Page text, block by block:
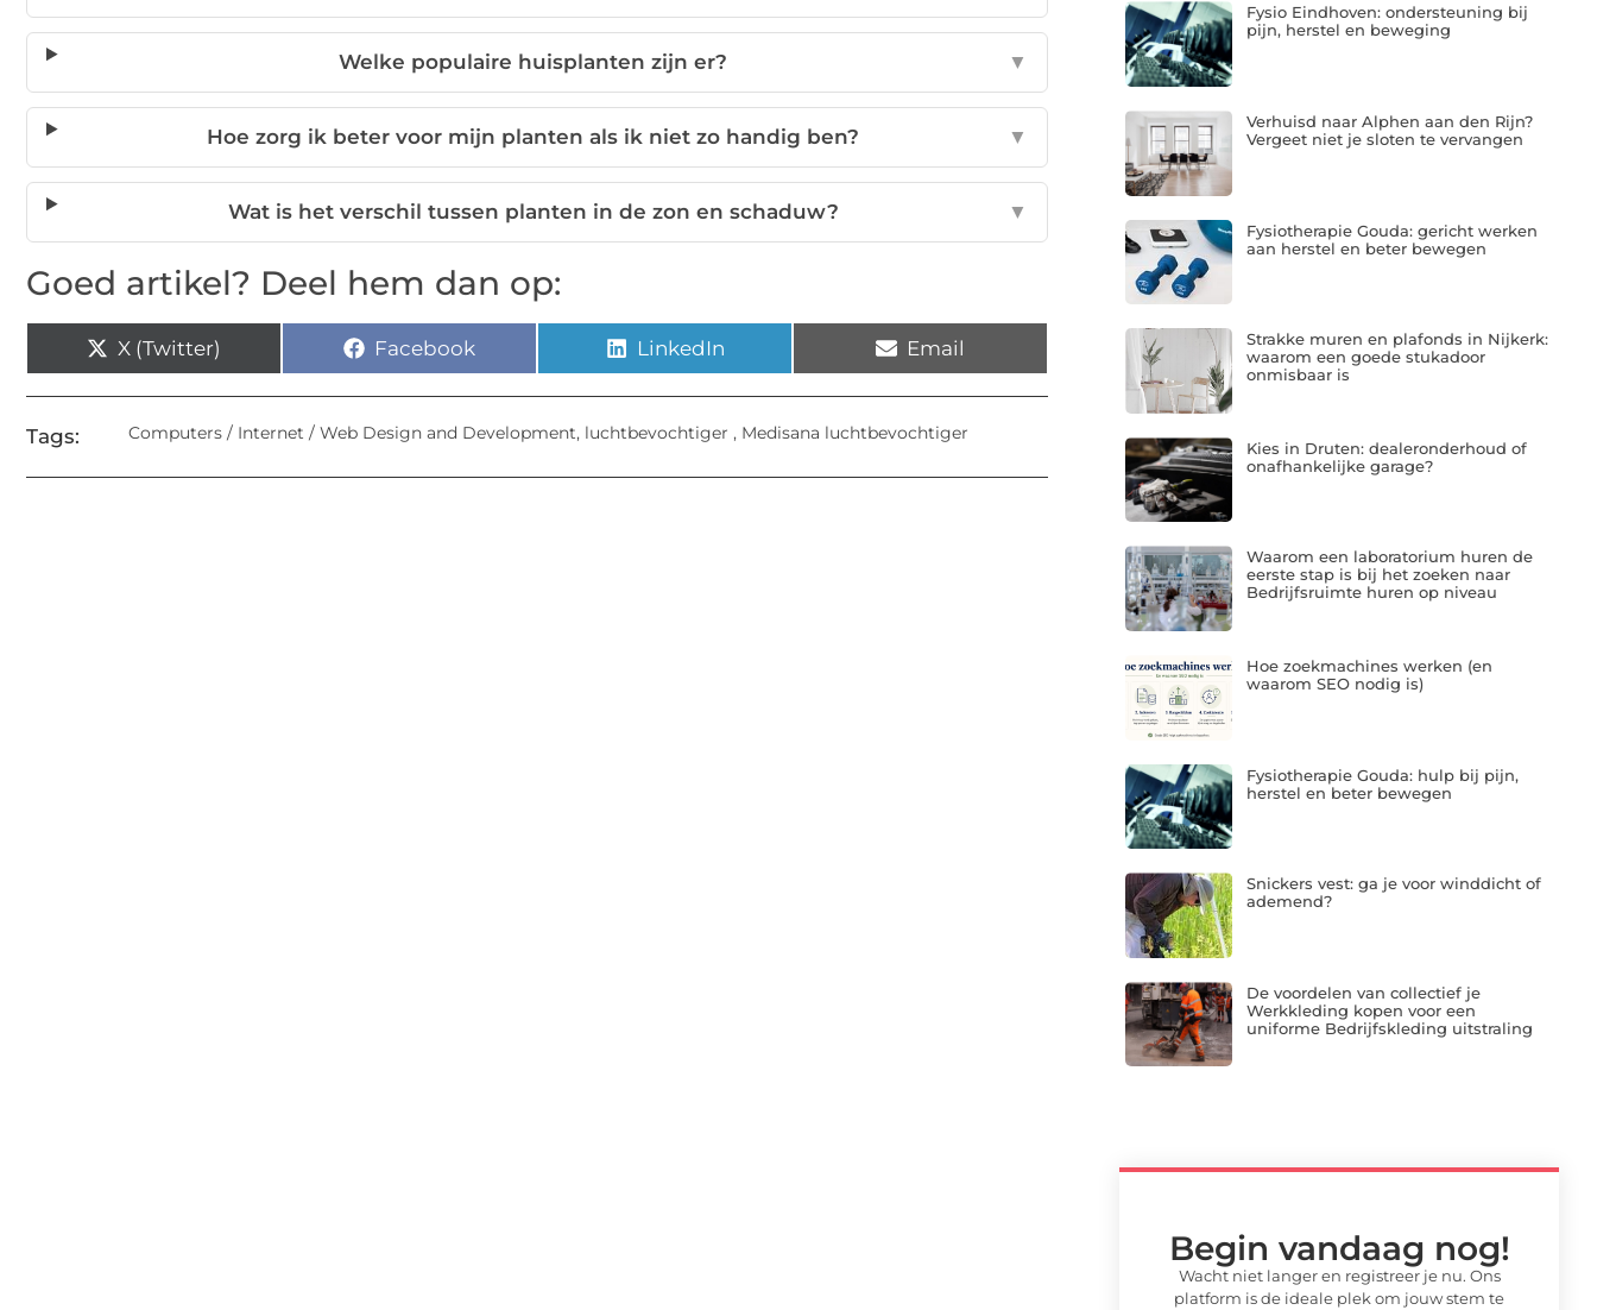
Welke populaire huisplanten zijn er? ▼
Hoe zorg ik beter voor mijn planten als ik niet zo handig ben? ▼
Wat is het verschil tussen planten in de zon en schaduw? ▼
Goed artikel? Deel hem dan op:
X (Twitter) Facebook LinkedIn Email
Tags: Computers / Internet / Web Design and Development, luchtbevochtiger , Medisana luchtbevochtiger
Fysio Eindhoven: ondersteuning bij
pijn, herstel en beweging
Verhuisd naar Alphen aan den Rijn?
Vergeet niet je sloten te vervangen
Fysiotherapie Gouda: gericht werken
aan herstel en beter bewegen
Strakke muren en plafonds in Nijkerk:
waarom een goede stukadoor
onmisbaar is
Kies in Druten: dealeronderhoud of
onafhankelijke garage?
Waarom een laboratorium huren de
eerste stap is bij het zoeken naar
Bedrijfsruimte huren op niveau
Hoe zoekmachines werken (en
waarom SEO nodig is)
Fysiotherapie Gouda: hulp bij pijn,
herstel en beter bewegen
Snickers vest: ga je voor winddicht of
ademend?
De voordelen van collectief je
Werkkleding kopen voor een
uniforme Bedrijfskleding uitstraling
Begin vandaag nog!
Wacht niet langer en registreer je nu. Ons
platform is de ideale plek om jouw stem te